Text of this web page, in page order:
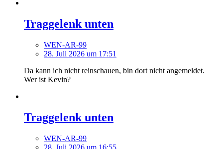
Traggelenk unten
WEN-AR-99
28. Juli 2026 um 17:51
Da kann ich nicht reinschauen, bin dort nicht angemeldet.
Wer ist Kevin?
Traggelenk unten
WEN-AR-99
28. Juli 2026 um 16:55